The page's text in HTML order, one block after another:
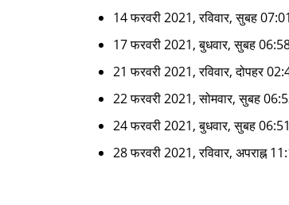
14 फरवरी 2021, रविवार, सुबह
17 फरवरी 2021, बुधवार, सुबह
21 फरवरी 2021, रविवार, दोपहर
22 फरवरी 2021, सोमवार, सुबह
24 फरवरी 2021, बुधवार, सुबह
28 फरवरी 2021, रविवार, अपराह्न